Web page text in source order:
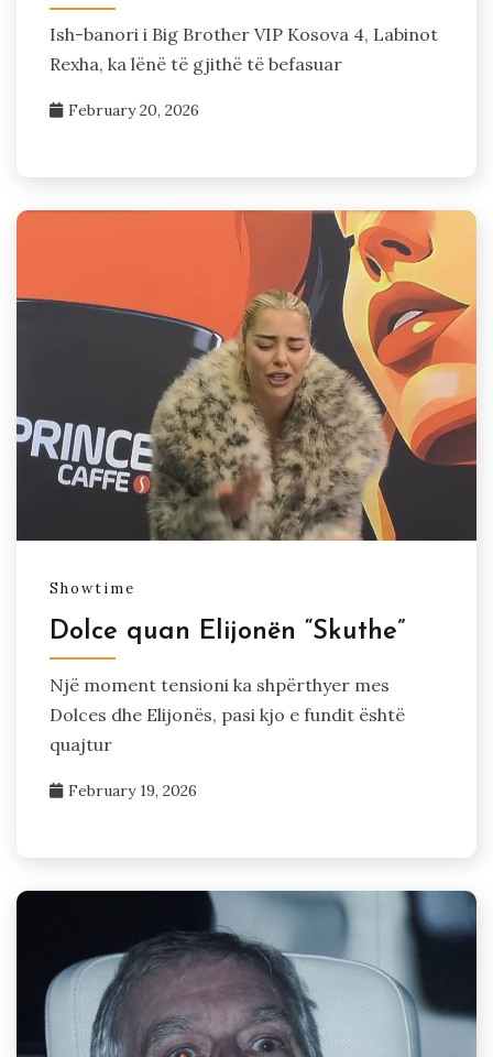
Ish-banori i Big Brother VIP Kosova 4, Labinot
Rexha, ka lënë të gjithë të befasuar
February 20, 2026
Showtime
Dolce quan Elijonën “Skuthe”
Një moment tensioni ka shpërthyer mes
Dolces dhe Elijonës, pasi kjo e fundit është
quajtur
February 19, 2026